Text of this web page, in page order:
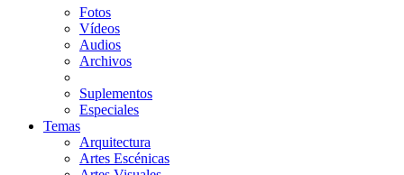
Fotos
Vídeos
Audios
Archivos
Suplementos
Especiales
Temas
Arquitectura
Artes Escénicas